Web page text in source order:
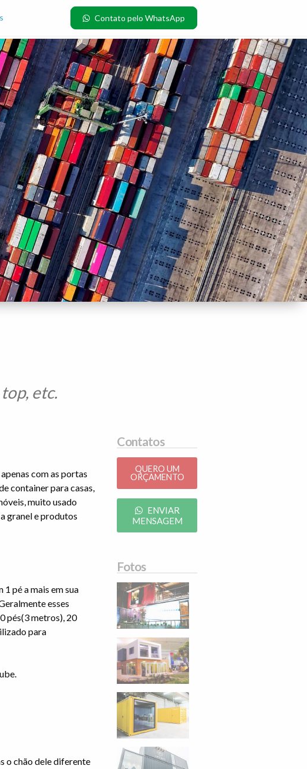
Contato pelo WhatsApp
etc.
com as portas
container para casas,
muito usado
granel e produtos
pé a mais em sua
esses
pés(3 metros), 20
para
o chão dele diferente
Contatos
QUERO UM
ORÇAMENTO
ENVIAR
MENSAGEM
Fotos